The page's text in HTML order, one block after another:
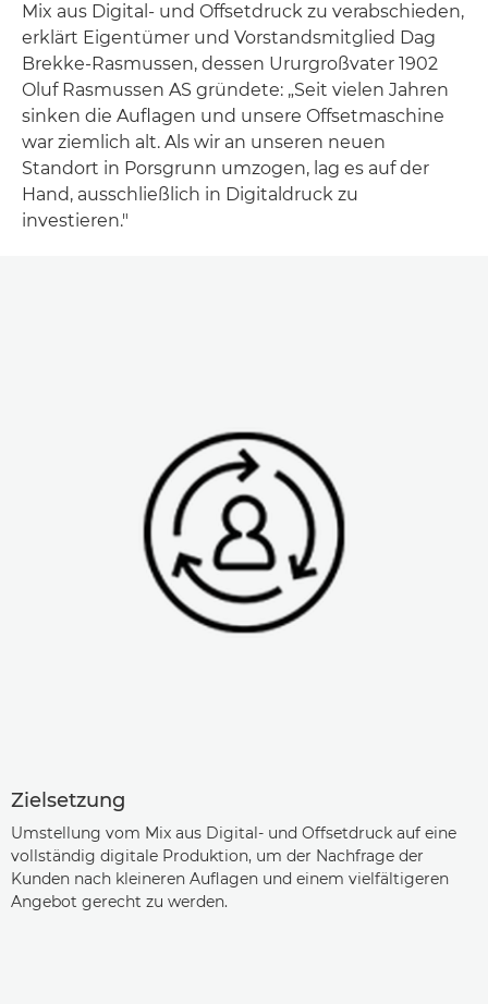
Mix aus Digital- und Offsetdruck zu verabschieden,
erklärt Eigentümer und Vorstandsmitglied Dag
Brekke-Rasmussen, dessen Ururgroßvater 1902
Oluf Rasmussen AS gründete: „Seit vielen Jahren
sinken die Auflagen und unsere Offsetmaschine
war ziemlich alt. Als wir an unseren neuen
Standort in Porsgrunn umzogen, lag es auf der
Hand, ausschließlich in Digitaldruck zu
investieren."
Zielsetzung
Umstellung vom Mix aus Digital- und Offsetdruck auf eine
vollständig digitale Produktion, um der Nachfrage der
Kunden nach kleineren Auflagen und einem vielfältigeren
Angebot gerecht zu werden.